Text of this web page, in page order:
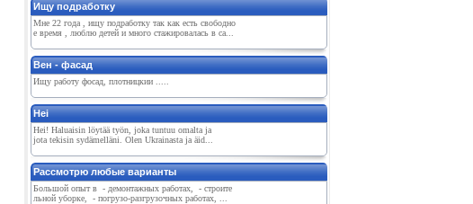
Ищу подработку
Мне 22 года , ищу подработку так как есть свободно
е время , люблю детей и много стажировалась в са...
Вен - фасад
Ищу работу фосад, плотницкии .....
Hei️
Hei! Haluaisin löytää työn, joka tuntuu omalta ja
jota tekisin sydämelläni. Olen Ukrainasta ja äid...
Рассмотрю любые варианты
Большой опыт в - демонтажных работах, - строите
льной уборке, - погрузо-разгрузочных работах, ...